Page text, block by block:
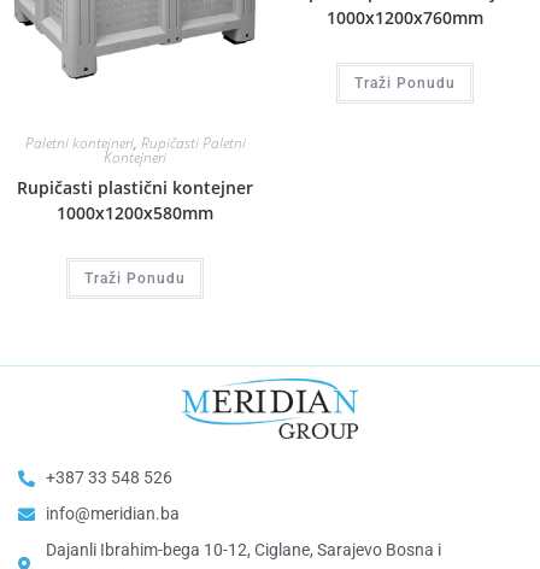
Paletni kontejneri, Rupičasti Paletni
Kontejneri
Rupičasti plastični kontejner
1000x1200x580mm
Traži Ponudu
1000x1200x760mm
Traži Ponudu
+387 33 548 526
info@meridian.ba
Dajanli Ibrahim-bega 10-12, Ciglane, Sarajevo Bosna i